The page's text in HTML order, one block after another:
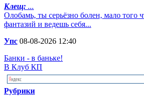
Клещ: ...
Олобамь, ты серьёзно болен, мало того
фантазий и ведешь себя...
Упс 08-08-2026 12:40
Банки - в баньке!
В Клуб КП
Рубрики